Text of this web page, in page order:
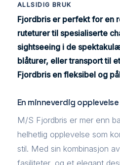
ALLSIDIG BRUK
Fjordbris er perfekt for en
ruteturer til spesialiserte
sightseeing i de
blåturer, eller transport til
Fjordbris en fleksibel og
En minneverdig opplevelse
M/S Fjordbris er mer enn
helhetlig opplevelse som
stil. Med sin kombinasjon